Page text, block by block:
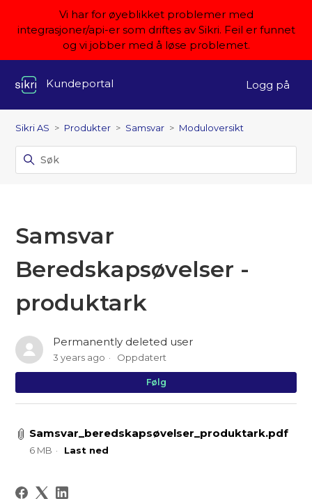
Vi har for øyeblikket problemer med
integrasjoner/api-er som driftes av Sikri. Feil er funnet
og vi jobber med å løse problemet.
Kundeportal Logg på
Sikri AS Produkter Samsvar Moduloversikt
Samsvar
Beredskapsøvelser -
produktark
Permanently deleted user
3 years ago Oppdatert
Følg
Samsvar_beredskapsøvelser_produktark.pdf
6 MB Last ned